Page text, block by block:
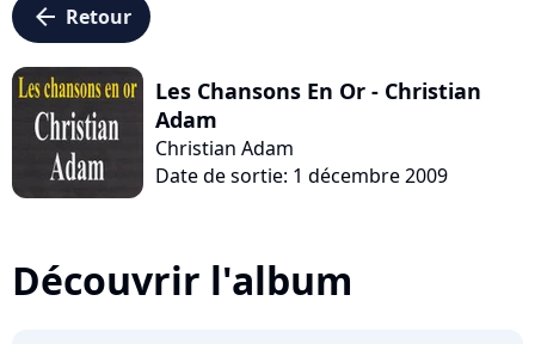
arrow_left Retour
Les Chansons En Or - Christian
Adam
Christian Adam
Date de sortie: 1 décembre 2009
Découvrir l'album